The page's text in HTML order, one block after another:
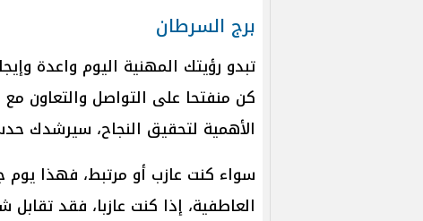
برج السرطان
تبدو رؤيتك المهنية اليوم واعدة
كن منفتحا على التواصل والتعاون مع
الأهمية لتحقيق النجاح، سيرشدك
سواء كنت عازب أو مرتبط، فهذا يوم
العاطفية، إذا كنت عازبا، فقد